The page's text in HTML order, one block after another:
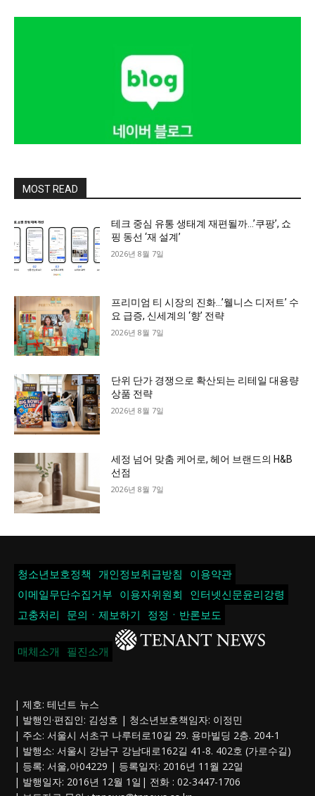
MOST READ
테크 중심 유통 생태계 재편될까…’쿠팡’, 쇼
핑 동선 ‘재 설계’
2026년 8월 7일
프리미엄 티 시장의 진화…’웰니스 디저트’ 수
요 급증, 신세계의 ‘향’ 전략
2026년 8월 7일
단위 단가 경쟁으로 확산되는 리테일 대용량
상품 전략
2026년 8월 7일
세정 넘어 맞춤 케어로, 헤어 브랜드의 H&B
선점
2026년 8월 7일
청소년보호정책 개인정보취급방침
이용약관
이메일무단수집거부
이용자위원회
인터넷신문윤리강령
고충처리
문의ㆍ제보하기 정정ㆍ반론보도
매체소개 필진소개
| 제호: 테넌트 뉴스
| 발행인·편집인: 김성호 | 청소년보호책임자: 이정민
| 주소: 서울시 서초구 나루터로10길 29. 용마빌딩 2층. 204-1
| 발행소: 서울시 강남구 강남대로162길 41-8. 402호 (가로수길)
| 등록: 서울,아04229 | 등록일자: 2016년 11월 22일
| 발행일자: 2016년 12월 1일| 전화 : 02-3447-1706